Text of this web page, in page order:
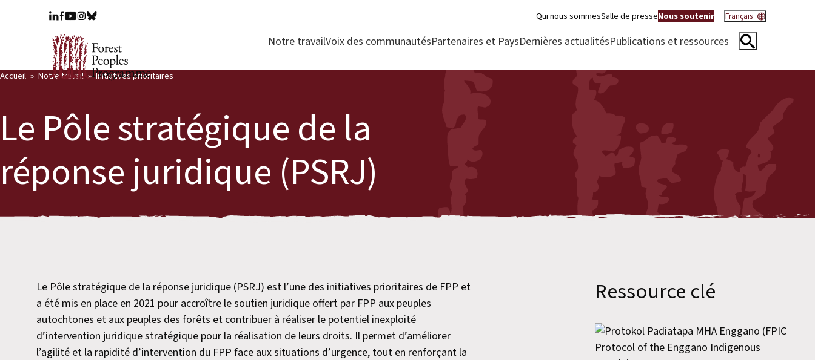
Qui nous sommesSalle de presseNous soutenir Français
Notre travailVoix des communautésPartenaires et PaysDernières actualitésPublications et ressources
Accueil Notre travail Initiatives prioritaires
Le Pôle stratégique de la
réponse juridique (PSRJ)
Le Pôle stratégique de la réponse juridique (PSRJ) est l’une des initiatives prioritaires de FPP et
a été mis en place en 2021 pour accroître le soutien juridique offert par FPP aux peuples
autochtones et aux peuples des forêts et contribuer à réaliser le potentiel inexploité
d’intervention juridique stratégique pour la réalisation de leurs droits. Il permet d’améliorer
l’agilité et la rapidité d’intervention du FPP face aux situations d’urgence, tout en renforçant la
Ressource clé